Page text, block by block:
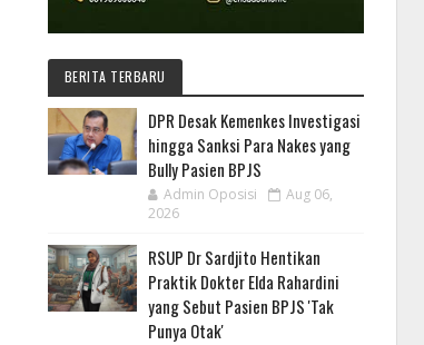
BERITA TERBARU
DPR Desak Kemenkes Investigasi
hingga Sanksi Para Nakes yang
Bully Pasien BPJS
Admin Oposisi
Aug 06,
2026
RSUP Dr Sardjito Hentikan
Praktik Dokter Elda Rahardini
yang Sebut Pasien BPJS 'Tak
Punya Otak'